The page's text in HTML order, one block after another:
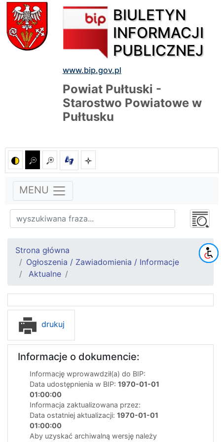
BIULETYN
INFORMACJI
PUBLICZNEJ
www.bip.gov.pl
Powiat Pułtuski -
Starostwo Powiatowe w
Pułtusku
MENU
Strona główna
Ogłoszenia / Zawiadomienia / Informacje
Aktualne
drukuj
Informacje o dokumencie:
Informację wprowawdził(a) do BIP:
Data udostępnienia w BIP: 1970-01-01
01:00:00
Informacja zaktualizowana przez:
Data ostatniej aktualizacji: 1970-01-01
01:00:00
Aby uzyskać archiwalną wersję należy